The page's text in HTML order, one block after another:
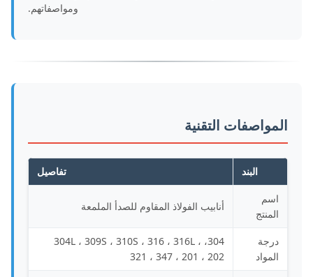
ومواصفاتهم.
المواصفات التقنية
تفاصيل
أنابيب الفولاذ المقاوم للصدأ الملمعة
304، 304L ، 309S ، 310S ، 316 ، 316L ،
321 ، 347 ، 201 ، 202